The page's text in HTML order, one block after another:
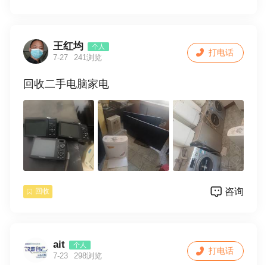
王红均 个人
7-27 241浏览
回收二手电脑家电
打电话
回收 咨询
ait 个人
7-23 298浏览
打电话